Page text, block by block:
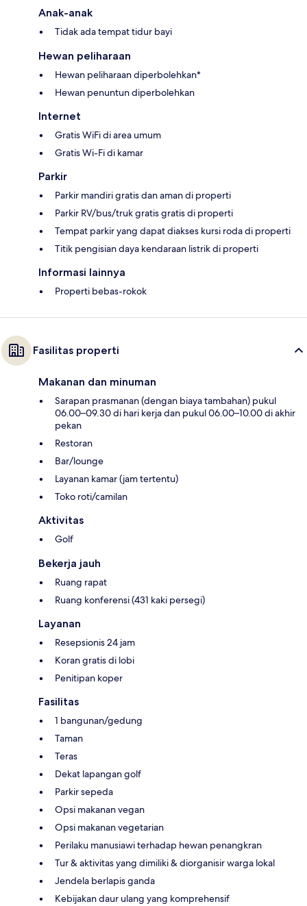
Anak-anak
Tidak ada tempat tidur bayi
Hewan peliharaan
Hewan peliharaan diperbolehkan*
Hewan penuntun diperbolehkan
Internet
Gratis WiFi di area umum
Gratis Wi-Fi di kamar
Parkir
Parkir mandiri gratis dan aman di properti
Parkir RV/bus/truk gratis gratis di properti
Tempat parkir yang dapat diakses kursi roda di properti
Titik pengisian daya kendaraan listrik di properti
Informasi lainnya
Properti bebas-rokok
Fasilitas properti
Makanan dan minuman
Sarapan prasmanan (dengan biaya tambahan) pukul
06.00–09.30 di hari kerja dan pukul 06.00–10.00 di akhir
pekan
Restoran
Bar/lounge
Layanan kamar (jam tertentu)
Toko roti/camilan
Aktivitas
Golf
Bekerja jauh
Ruang rapat
Ruang konferensi (431 kaki persegi)
Layanan
Resepsionis 24 jam
Koran gratis di lobi
Penitipan koper
Fasilitas
1 bangunan/gedung
Taman
Teras
Dekat lapangan golf
Parkir sepeda
Opsi makanan vegan
Opsi makanan vegetarian
Perilaku manusiawi terhadap hewan penangkran
Tur & aktivitas yang dimiliki & diorganisir warga lokal
Jendela berlapis ganda
Kebijakan daur ulang yang komprehensif